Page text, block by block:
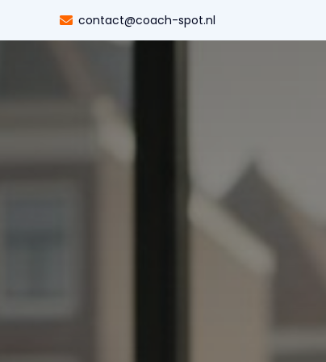
contact@coach-spot.nl